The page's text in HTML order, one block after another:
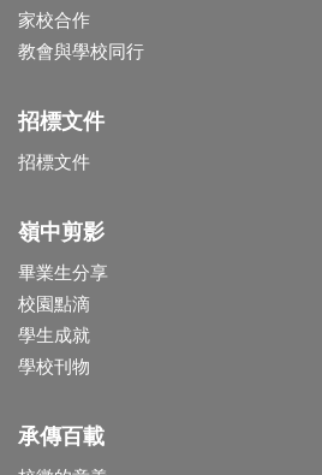
家校合作
教會與學校同行
招標文件
招標文件
嶺中剪影
畢業生分享
校園點滴
學生成就
學校刊物
承傳百載